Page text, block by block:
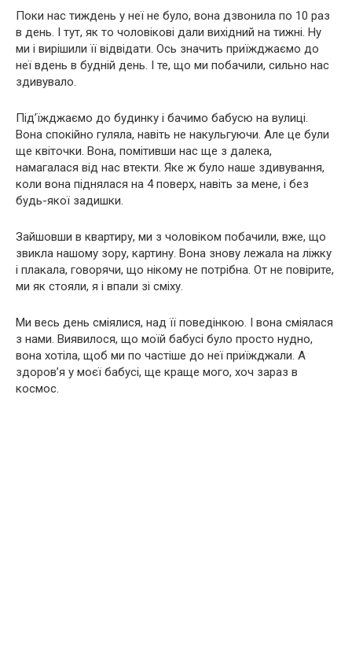
Поки нас тиждень у неї не було, вона дзвонила по 10 раз
в день. І тут, як то чоловікові дали вихідний на тижні. Ну
ми і вирішили її відвідати. Ось значить приїжджаємо до
неї вдень в будній день. І те, що ми побачили, сильно нас
здивувало.
Під’їжджаємо до будинку і бачимо бабусю на вулиці.
Вона спокійно гуляла, навіть не накульгуючи. Але це були
ще квіточки. Вона, помітивши нас ще з далека,
намагалася від нас втекти. Яке ж було наше здивування,
коли вона піднялася на 4 поверх, навіть за мене, і без
будь-якої задишки.
Зайшовши в квартиру, ми з чоловіком побачили, вже, що
звикла нашому зору, картину. Вона знову лежала на ліжку
і плакала, говорячи, що нікому не потрібна. От не повірите,
ми як стояли, я і впали зі сміху.
Ми весь день сміялися, над її поведінкою. І вона сміялася
з нами. Виявилося, що моїй бабусі було просто нудно,
вона хотіла, щоб ми по частіше до неї приїжджали. А
здоров’я у моєї бабусі, ще краще мого, хоч зараз в
космос.